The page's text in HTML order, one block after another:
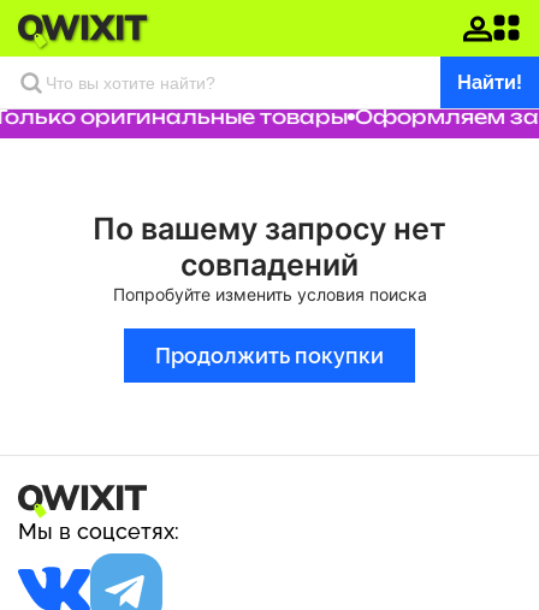
Найти!
оригинальные товары Оформляем
По вашему запросу нет
совпадений
Попробуйте изменить условия поиска
Продолжить покупки
Мы в соцсетях: